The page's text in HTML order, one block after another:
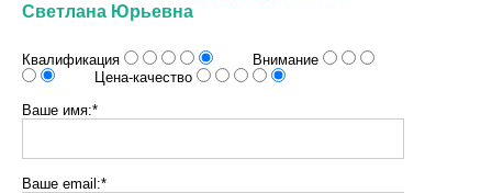
Светлана Юрьевна
Квалификация
Внимание
Цена-качество
Ваше имя:*
Ваше email:*